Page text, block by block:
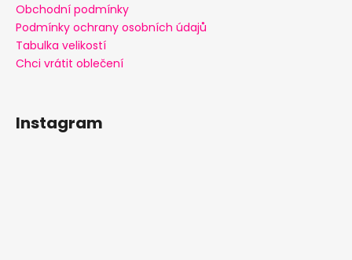
Obchodní podmínky
Podmínky ochrany osobních údajů
Tabulka velikostí
Chci vrátit oblečení
Instagram